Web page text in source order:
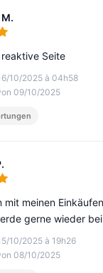
von 5
10/2025 à 04h58
09/10/2025
Seite
von 5
10/2025 à 19h26
08/10/2025
mit meinen
gerne wieder